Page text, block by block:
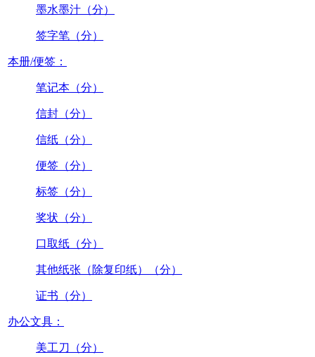
墨水墨汁（分）
签字笔（分）
本册/便签：
笔记本（分）
信封（分）
信纸（分）
便签（分）
标签（分）
奖状（分）
口取纸（分）
其他纸张（除复印纸）（分）
证书（分）
办公文具：
美工刀（分）